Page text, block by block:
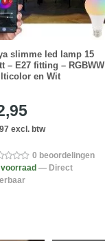
slimme led lamp 15
– E27 fitting – RGBWW
en Wit
excl. btw
0 beoordelingen
voorraad — Direct